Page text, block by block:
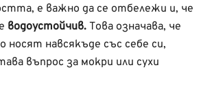
е важно да се отбележи и, че
водоустойчив. Това означава, че
носят навсякъде със себе си,
въпрос за мокри или сухи